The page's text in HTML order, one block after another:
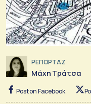
ΡΕΠΟΡΤΑΖ
Μάχη Τράτσα
Post on Facebook